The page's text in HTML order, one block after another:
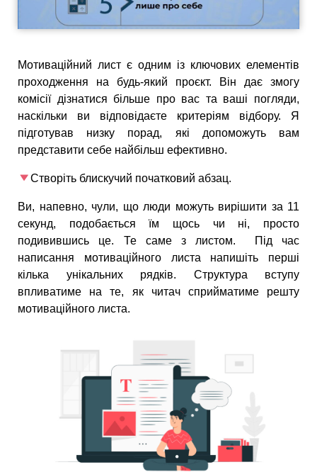
Мотиваційний лист є одним із ключових елементів
проходження на будь-який проєкт. Він дає змогу
комісії дізнатися більше про вас та ваші погляди,
наскільки ви відповідаєте критеріям відбору. Я
підготував низку порад, які допоможуть вам
представити себе найбільш ефективно.
Створіть блискучий початковий абзац.
Ви, напевно, чули, що люди можуть вирішити за 11
секунд, подобається їм щось чи ні, просто
подивившись це. Те саме з листом. Під час
написання мотиваційного листа напишіть перші
кілька унікальних рядків. Структура вступу
впливатиме на те, як читач сприйматиме решту
мотиваційного листа.